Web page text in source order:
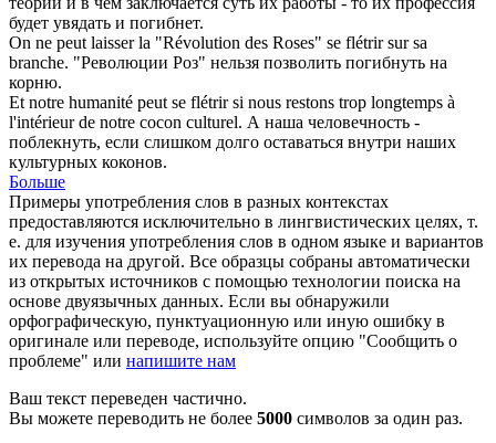
будет увядать и погибнет.
On ne peut laisser la "Révolution des Roses" se flétrirsur sa
branche. "Революции Роз" нельзя позволить погибнуть на
корню.
Et notre humanité peut se flétrirsi nous restons trop longtemps à
l'intérieur de notre cocon culturel. А наша человечность -
поблекнуть, если слишком долго оставаться внутри наших
культурных коконов.
Больше
Примеры употребления слов в разных контекстах
предоставляются исключительно в лингвистических целях, т.
е. для изучения употребления слов в одном языке и вариантов
их перевода на другой. Все образцы собраны автоматически
из открытых источников с помощью технологии поиска на
основе двуязычных данных. Если вы обнаружили
орфографическую, пунктуационную или иную ошибку в
оригинале или переводе, используйте опцию "Сообщить о
проблеме" или напишите нам
Ваш текст переведен частично.
Вы можете переводить не более 5000 символов за один раз.